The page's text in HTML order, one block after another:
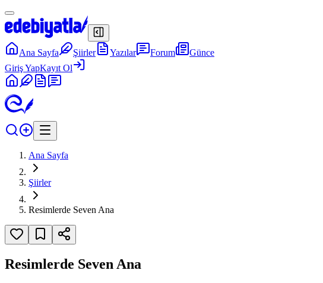
Ana Sayfa Şiirler Yazılar Forum
Günce
Giriş YapKayıt Ol
Ana Sayfa
Şiirler
Resimlerde Seven Ana
Resimlerde Seven Ana